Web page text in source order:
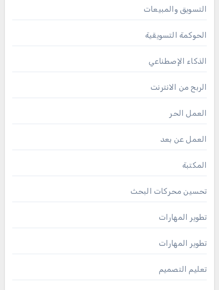
التسويق والمبيعات
الحوكمة التسويقية
الذكاء الإصطناعي
الربح من الانترنت
العمل الحر
العمل عن بعد
المكتبة
تحسين محركات البحث
تطوير المهارات
تطوير المهارات
تعليم التصميم